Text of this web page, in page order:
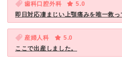
歯科口腔外科
5.0
即日対応凄まじい上顎痛みを唯一救
産婦人科
5.0
ここで出産しました。